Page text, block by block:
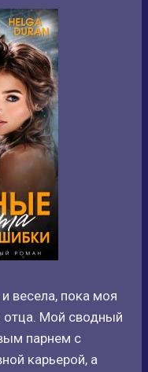
весела, пока моя
Мой сводный
парнем с
карьерой, а